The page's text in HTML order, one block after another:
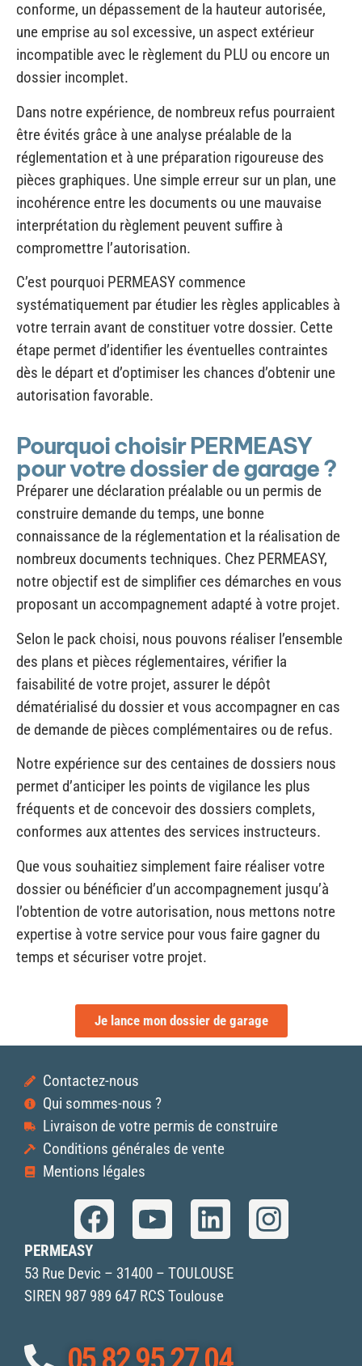
incompatible avec le règlement du PLU ou encore un
dossier incomplet.
Dans notre expérience, de nombreux refus pourraient
être évités grâce à une analyse préalable de la
réglementation et à une préparation rigoureuse des
pièces graphiques. Une simple erreur sur un plan, une
incohérence entre les documents ou une mauvaise
interprétation du règlement peuvent suffire à
compromettre l’autorisation.
C’est pourquoi PERMEASY commence
systématiquement par étudier les règles applicables à
votre terrain avant de constituer votre dossier. Cette
étape permet d’identifier les éventuelles contraintes
dès le départ et d’optimiser les chances d’obtenir une
autorisation favorable.
Pourquoi choisir PERMEASY
Préparer une déclaration préalable ou un permis de
construire demande du temps, une bonne
connaissance de la réglementation et la réalisation de
nombreux documents techniques. Chez PERMEASY,
notre objectif est de simplifier ces démarches en vous
proposant un accompagnement adapté à votre projet.
Selon le pack choisi, nous pouvons réaliser l’ensemble
des plans et pièces réglementaires, vérifier la
faisabilité de votre projet, assurer le dépôt
dématérialisé du dossier et vous accompagner en cas
de demande de pièces complémentaires ou de refus.
Notre expérience sur des centaines de dossiers nous
permet d’anticiper les points de vigilance les plus
fréquents et de concevoir des dossiers complets,
conformes aux attentes des services instructeurs.
Que vous souhaitiez simplement faire réaliser votre
l’obtention de votre autorisation, nous mettons notre
expertise à votre service pour vous faire gagner du
temps et sécuriser votre projet.
Contactez-nous
Livraison de votre permis de construire
Conditions générales de vente
Mentions légales
PERMEASY
53 Rue Devic – 31400 – TOULOUSE
SIREN 987 989 647 RCS Toulouse
Demander à être appelé